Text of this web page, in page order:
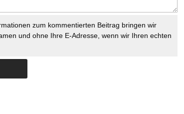
zum kommentierten Beitrag bringen wir
und ohne Ihre E-Adresse, wenn wir Ihren echten